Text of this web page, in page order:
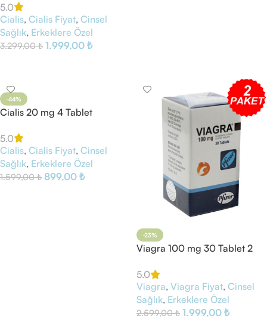
5.0
Cialis, Cialis Fiyat, Cinsel
Sağlık, Erkeklere Özel
3.299,00₺ 1.999,00 ₺
-44%
Cialis 20 mg 4 Tablet
5.0
Cialis, Cialis Fiyat, Cinsel
Sağlık, Erkeklere Özel
1.599,00₺ 899,00 ₺
-23%
Viagra 100 mg 30 Tablet 2
5.0
Viagra, Viagra Fiyat, Cinsel
Sağlık, Erkeklere Özel
2.599,00₺ 1.999,00 ₺